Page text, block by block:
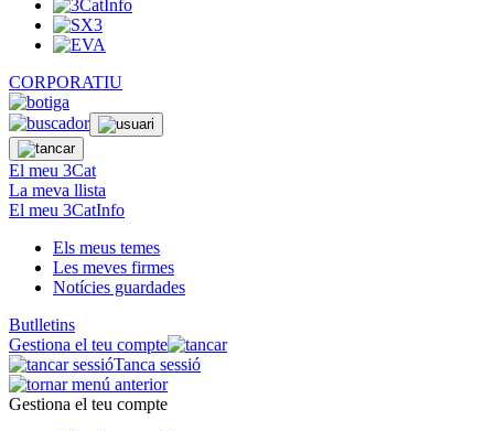
CORPORATIU
El meu 3Cat
La meva llista
El meu 3CatInfo
Els meus temes
Les meves firmes
Notícies guardades
Butlletins
Gestiona el teu compte
Tanca sessió
Gestiona el teu compte